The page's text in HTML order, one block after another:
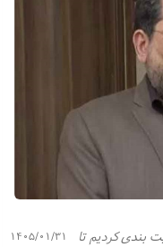
۱۴۰۵/۰۱/۳۱
بندی کردیم تا